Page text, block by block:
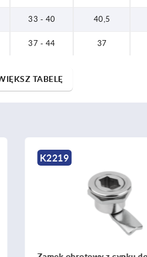
33 - 40 40,5
37 - 44 37
TABELĘ
K2219